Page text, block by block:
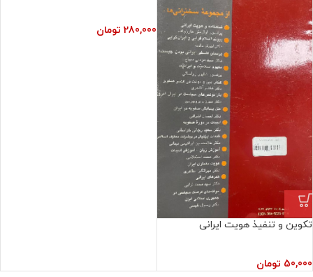
تکوین و تنفیذ هویت ایرانی
50,000 تومان
280,000 تومان